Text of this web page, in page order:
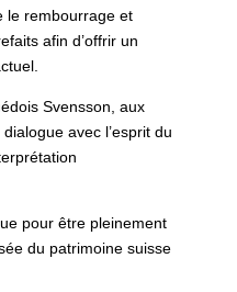
le rembourrage et
afin d’offrir un
Svensson, aux
avec l’esprit du
pour être pleinement
du patrimoine suisse